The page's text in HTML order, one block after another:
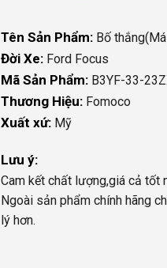
Tên Sản Phẩm: Bố
Đời Xe: Ford Focus
Mã Sản Phẩm: B3YF-33-
Thương Hiệu: Fomoco
Xuất xứ: Mỹ
Lưu ý:
Cam kết chất lượng,giá cả tốt
Ngoài sản phẩm chính hãng
lý hơn.